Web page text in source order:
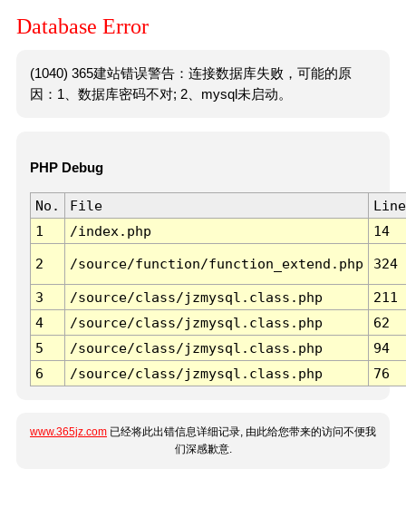
Database Error
(1040) 365建站错误警告：连接数据库失败，可能的原
因：1、数据库密码不对; 2、mysql未启动。
PHP Debug
No. File
Line
1
/index.php 14
2 /source/function/function_extend.php 324
3 /source/class/jzmysql.class.php
211
4
/source/class/jzmysql.class.php
62
5
/source/class/jzmysql.class.php
94
6
/source/class/jzmysql.class.php 76
www.365jz.com 已经将此出错信息详细记录, 由此给您带来的访问不便我
们深感歉意.